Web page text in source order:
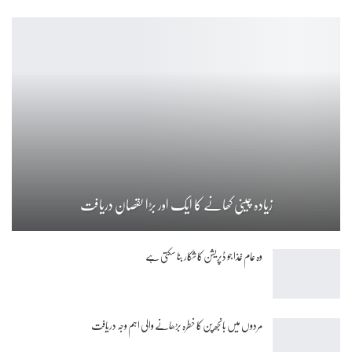
زیادہ چینی کھانے کا ایک اور بڑا نقصان دریافت
وہ عام غذا جو ڈپریشن کا شکار بنا سکتی ہے
مردوں میں بانجھ پن کا خطرہ بڑھانے والی اہم وجہ دریافت